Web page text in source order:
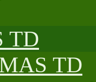
TD
TD